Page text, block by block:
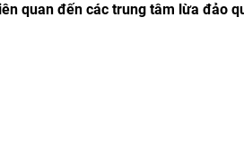
quan đến các trung tâm lừa đảo